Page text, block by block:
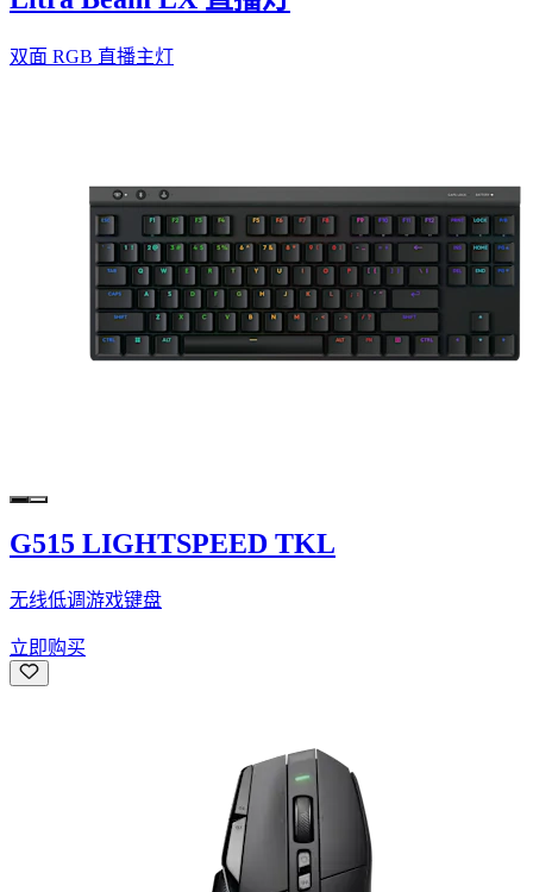
双面 RGB 直播主灯
G515 LIGHTSPEED TKL
无线低调游戏键盘
立即购买